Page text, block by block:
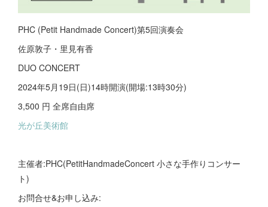
PHC (Petit Handmade Concert)第5回演奏会
佐原敦子・里見有香
DUO CONCERT
2024年5月19日(日)14時開演(開場:13時30分)
3,500 円 全席自由席
光が丘美術館
主催者:PHC(PetitHandmadeConcert 小さな手作りコンサー
ト)
お問合せ&お申し込み: